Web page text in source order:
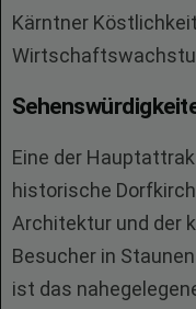
Kärntner
Eine der
historische
Architektur und der
Besucher in
ist das